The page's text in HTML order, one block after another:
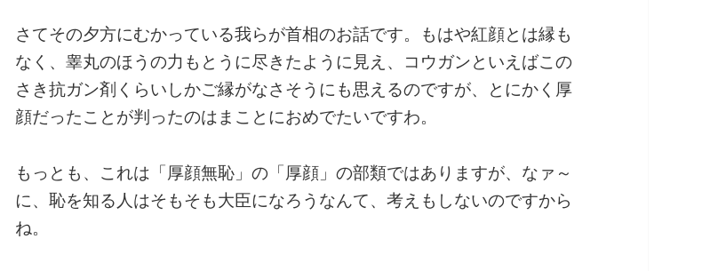
さてその夕方にむかっている我らが首相のお話です。もはや紅顔とは縁も
なく、睾丸のほうの力もとうに尽きたように見え、コウガンといえばこの
さき抗ガン剤くらいしかご縁がなさそうにも思えるのですが、とにかく厚
顔だったことが判ったのはまことにおめでたいですわ。
もっとも、これは「厚顔無恥」の「厚顔」の部類ではありますが、なァ～
に、恥を知る人はそもそも大臣になろうなんて、考えもしないのですから
ね。